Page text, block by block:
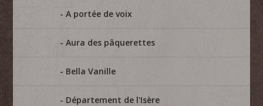
A portée de voix
Aura des pâquerettes
Bella Vanille
Département de l'Isère